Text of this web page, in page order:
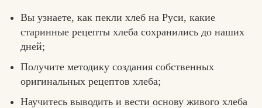
Вы узнаете, как пекли хлеб на Руси, какие
старинные рецепты хлеба сохранились до наших
дней;
Получите методику создания собственных
оригинальных рецептов хлеба;
Научитесь выводить и вести основу живого хлеба